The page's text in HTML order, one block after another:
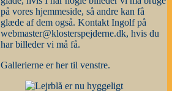
på vores hjemmeside, så andre kan få
glæde af dem også. Kontakt Ingolf på
webmaster@klosterspejderne.dk, hvis du
har billeder vi må få.
Gallerierne er her til venstre.